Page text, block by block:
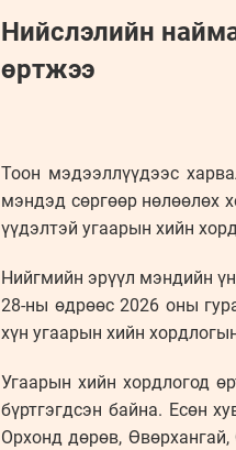
Нийслэлийн
өртжээ
Тоон мэдээллүүдээс
мэндэд сөргөөр нөлөөлөх
үүдэлтэй угаарын хийн
Нийгмийн эрүүл мэндийн
28-ны өдрөөс 2026 оны
хүн угаарын хийн
Угаарын хийн хордлогод
бүртгэгдсэн байна. Есөн
Орхонд дөрөв,